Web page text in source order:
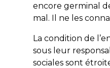
encore germinal
mal. Il ne les
La condition de
sous leur
sociales sont